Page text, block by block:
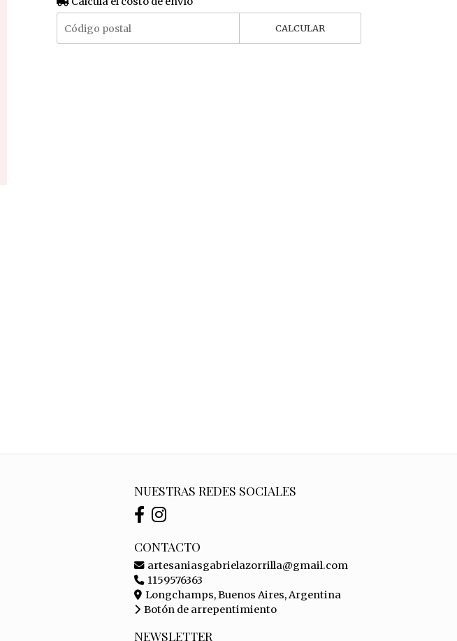
CALCULAR
NUESTRAS REDES SOCIALES
CONTACTO
artesaniasgabrielazorrilla@gmail.com
1159576363
Longchamps, Buenos Aires, Argentina
Botón de arrepentimiento
NEWSLETTER